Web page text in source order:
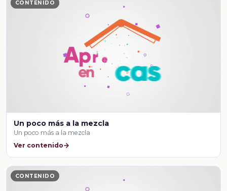
CONTENIDO
Un poco más a la mezcla
Un poco más a la mezcla
Ver contenido
CONTENIDO